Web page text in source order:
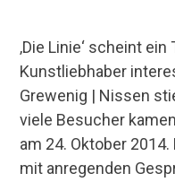
‚Die Linie‘ scheint
Kunstliebhaber
Grewenig | Nissen
viele Besucher
am 24. Oktober
mit anregenden